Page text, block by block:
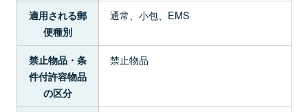
適用される郵
便種別
通常、小包、EMS
禁止物品・条
件付許容物品
の区分
禁止物品